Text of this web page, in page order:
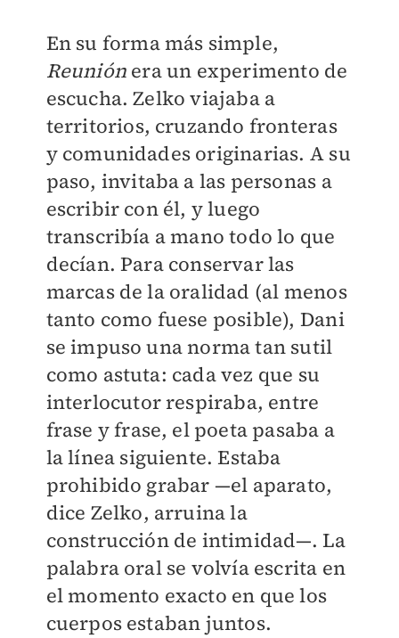
En su forma más simple,
Reuniónera un experimento de
escucha. Zelko viajaba a
territorios, cruzando fronteras
y comunidades originarias. A su
paso, invitaba a las personas a
escribir con él, y luego
transcribía a mano todo lo que
decían. Para conservar las
marcas de la oralidad (al menos
tanto como fuese posible), Dani
se impuso una norma tan sutil
como astuta: cada vez que su
interlocutor respiraba, entre
frase y frase, el poeta pasaba a
la línea siguiente. Estaba
prohibido grabar —el aparato,
dice Zelko, arruina la
construcción de intimidad—. La
palabra oral se volvía escrita en
el momento exacto en que los
cuerpos estaban juntos.